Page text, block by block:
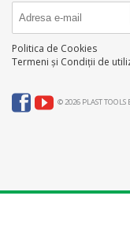
Politica de Cookies
Termeni și Condiții de
© 2026 PLAST TOOLS